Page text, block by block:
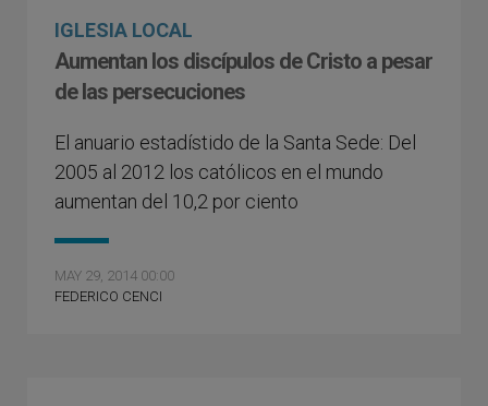
IGLESIA LOCAL
Aumentan los discípulos de Cristo a pesar
de las persecuciones
El anuario estadístido de la Santa Sede: Del
2005 al 2012 los católicos en el mundo
aumentan del 10,2 por ciento
MAY 29, 2014 00:00
FEDERICO CENCI